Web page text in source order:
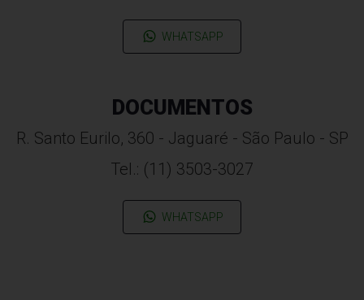
WHATSAPP
DOCUMENTOS
R. Santo Eurilo, 360 - Jaguaré - São Paulo - SP
Tel.: (11) 3503-3027
WHATSAPP